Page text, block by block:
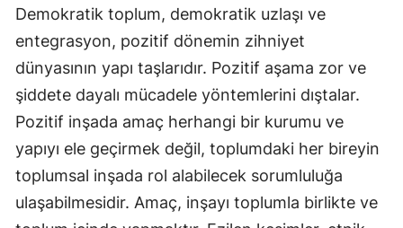
Demokratik toplum, demokratik uzlaşı ve
entegrasyon, pozitif dönemin zihniyet
dünyasının yapı taşlarıdır. Pozitif aşama zor ve
şiddete dayalı mücadele yöntemlerini dıştalar.
Pozitif inşada amaç herhangi bir kurumu ve
yapıyı ele geçirmek değil, toplumdaki her bireyin
toplumsal inşada rol alabilecek sorumluluğa
ulaşabilmesidir. Amaç, inşayı toplumla birlikte ve